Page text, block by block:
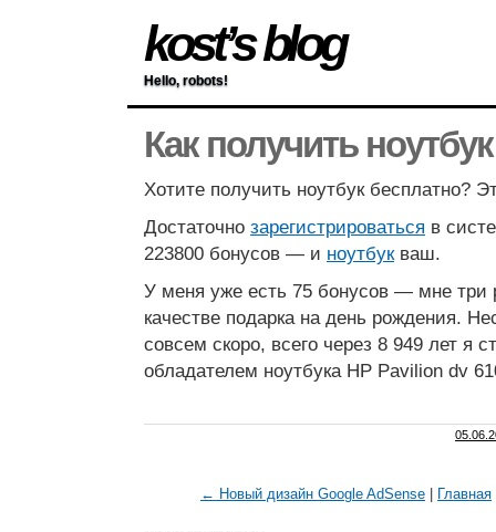
kost’s blog
Hello, robots!
Как получить
Хотите получить ноутбук бесплатно?
Достаточно зарегистрироваться в
223800 бонусов — и ноутбукваш.
У меня уже есть 75 бонусов — мне три
качестве подарка на день рождения.
совсем скоро, всего через 8 949 лет я
обладателем ноутбука HP Pavilion dv
← Новый дизайн Google AdSense Главная